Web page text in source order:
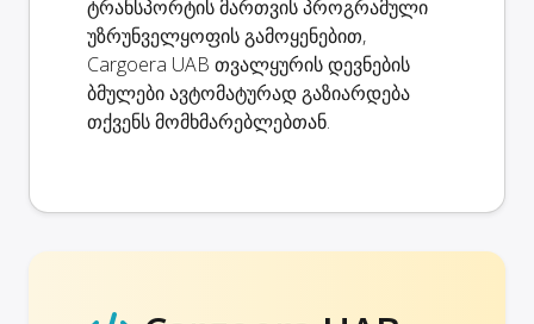
ტრანსპორტის მართვის პროგრამული
უზრუნველყოფის გამოყენებით,
Cargoera UAB თვალყურის დევნების
ბმულები ავტომატურად გაზიარდება
თქვენს მომხმარებლებთან.